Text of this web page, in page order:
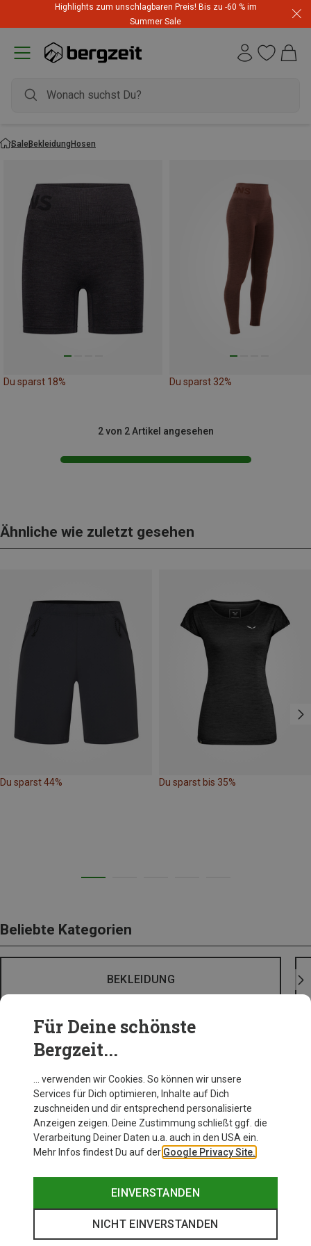
Highlights zum unschlagbaren Preis! Bis zu -60 % im
Summer Sale
SaleBekleidungHosen
Du sparst 18% Du sparst 32%
2 von 2 Artikel angesehen
Ähnliche wie zuletzt gesehen
Du sparst 44% Du sparst bis 35%
Beliebte Kategorien
BEKLEIDUNG
Für Deine schönste
Bergzeit...
… verwenden wir Cookies. So können wir unsere
Services für Dich optimieren, Inhalte auf Dich
zuschneiden und dir entsprechend personalisierte
Anzeigen zeigen. Deine Zustimmung schließt ggf. die
Verarbeitung Deiner Daten u.a. auch in den USA ein.
Mehr Infos findest Du auf der Google Privacy Site.
EINVERSTANDEN
NICHT EINVERSTANDEN